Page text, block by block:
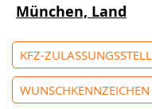
München, Land
KFZ-
WUNSCHKENNZEICHEN